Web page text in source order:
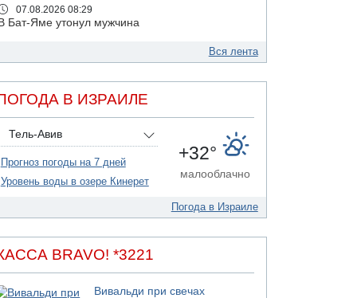
07.08.2026 08:29
В Бат-Яме утонул мужчина
07.08.2026 06:47
от Бейт-Шемеша погиб
07.08.2026 06:24
Саудовская Аравия сообщает о нападении
хуситов
06.08.2026 13:43
электрической компании
06.08.2026 13:07
Кирьят-Арбы пожар на местности
Вся лента
В ИЗРАИЛЕ
Тель-Авив
Прогноз погоды на 7 дней
Уровень воды в озере Кинерет
+32°
малооблачно
Погода в Израиле
BRAVO! *3221
Вивальди при свечах